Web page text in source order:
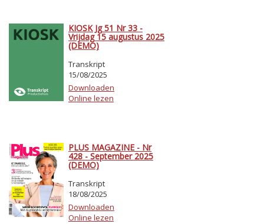
KIOSK Jg 51 Nr 33 -
Vrijdag 15 augustus 2025
(DEMO)
Transkript
15/08/2025
Downloaden
Online lezen
PLUS MAGAZINE - Nr
428 - September 2025
(DEMO)
Transkript
18/08/2025
Downloaden
Online lezen